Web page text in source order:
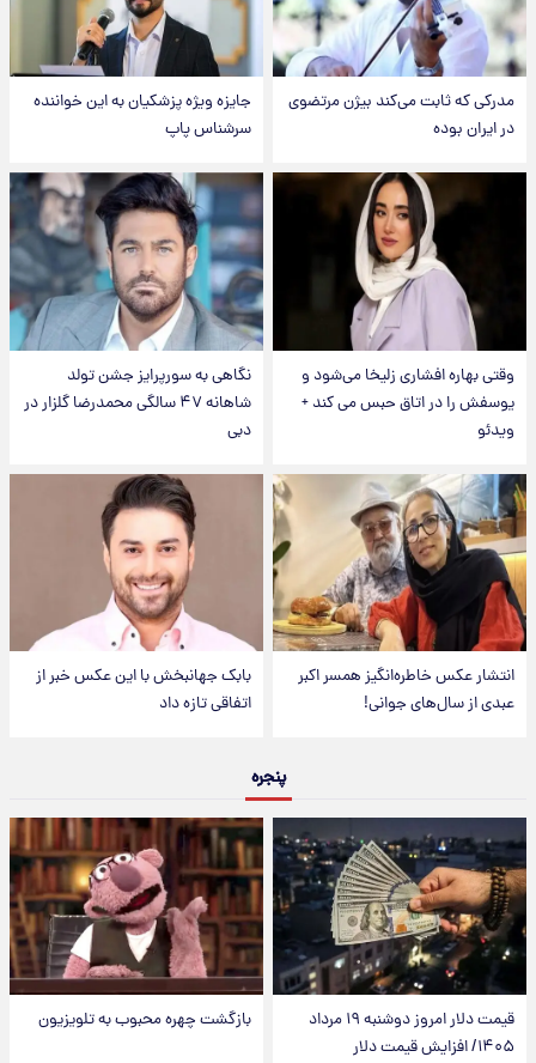
مدرکی که ثابت می‌کند بیژن مرتضوی
در ایران بوده
جایزه ویژه پزشکیان به این خواننده
سرشناس پاپ
وقتی بهاره افشاری زلیخا می‌شود و
یوسفش را در اتاق حبس می کند +
ویدئو
نگاهی به سورپرایز جشن تولد
شاهانه ۴۷ سالگی محمدرضا گلزار در
دبی
انتشار عکس خاطره‌انگیز همسر اکبر
عبدی از سال‌های جوانی!
بابک جهانبخش با این عکس خبر از
اتفاقی تازه داد
پنجره
قیمت دلار امروز دوشنبه ۱۹ مرداد
۱۴۰۵/ افزایش قیمت دلار
بازگشت چهره محبوب به تلویزیون